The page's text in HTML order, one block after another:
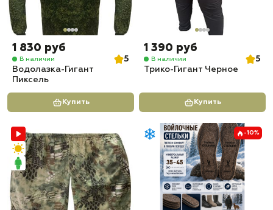
1 830 руб
В наличии
5
Водолазка-Гигант
Пиксель
Купить
1 390 руб
В наличии
5
Трико-Гигант Черное
Купить
-10%